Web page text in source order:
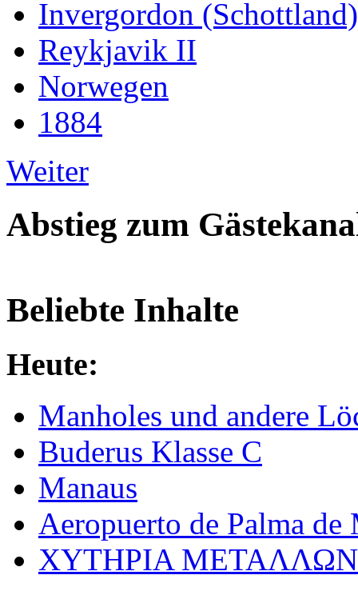
Invergordon (Schottland)
Reykjavik II
Norwegen
1884
Weiter
Abstieg zum
Beliebte Inhalte
Heute:
Manholes und andere
Buderus Klasse C
Manaus
Aeropuerto de Palma de
ΧΥΤΗΡΙΑ МΕΤΑΛΛΩΝ